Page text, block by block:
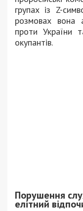
групах із Z-
розмовах вона
проти України
окупантів.
Порушення
елітний